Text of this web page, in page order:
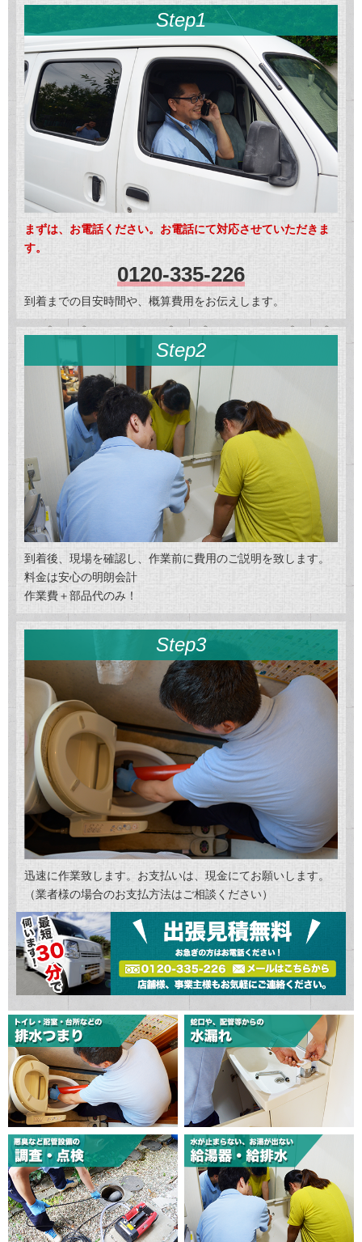
Step1
まずは、お電話ください。お電話にて対応させていただきま
す。
0120-335-226
到着までの目安時間や、概算費用をお伝えします。
Step2
到着後、現場を確認し、作業前に費用のご説明を致します。
料金は安心の明朗会計
作業費＋部品代のみ！
Step3
迅速に作業致します。お支払いは、現金にてお願いします。
（業者様の場合のお支払方法はご相談ください）